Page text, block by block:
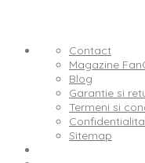
Contact
Magazine
Blog
Garantie si
Termeni si
Sitemap